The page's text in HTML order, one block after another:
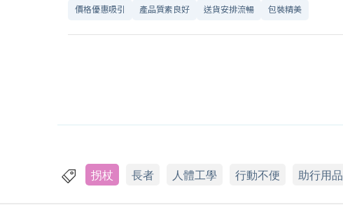
價格優惠吸引 產品質素良好 送貨安排流暢 包裝精美
拐杖 長者 人體工學 行動不便 助行用品